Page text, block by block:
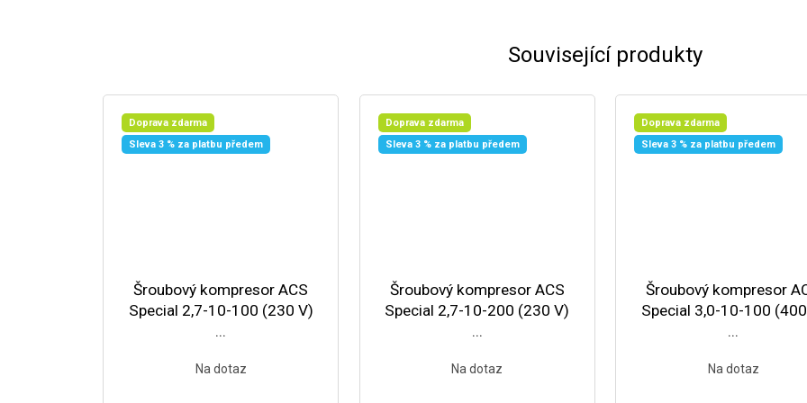
Související produkty
Doprava zdarma
Sleva 3 % za platbu předem
Šroubový kompresor ACS
Special 2,7-10-100 (230 V)
...
Na dotaz
Doprava zdarma
Sleva 3 % za platbu předem
Šroubový kompresor ACS
Special 2,7-10-200 (230 V)
...
Na dotaz
Doprava zdarma
Sleva 3 % za platbu předem
Šroubový kompresor
Special 3,0-10-100
...
Na dotaz